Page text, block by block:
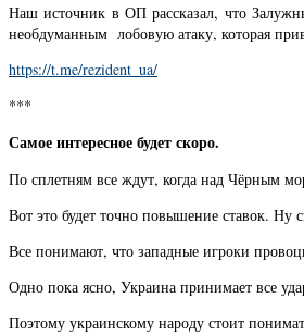
Наш источник в ОП рассказал, что
необдуманным лобовую атаку, которая
https://t.me/rezident_ua/
***
Самое интересное будет скоро.
По сплетням все ждут, когда над Чёрным
Вот это будет точно повышение ставок. Ну
Все понимают, что западные игроки
Одно пока ясно, Украина принимает все
Поэтому украинскому народу стоит